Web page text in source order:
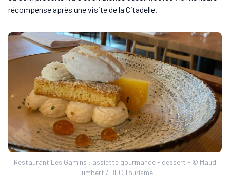
récompense après une visite de la Citadelle.
Restaurant Les Gamins : assiette gourmande - dessert - © Maud
Humbert / BFC Tourisme